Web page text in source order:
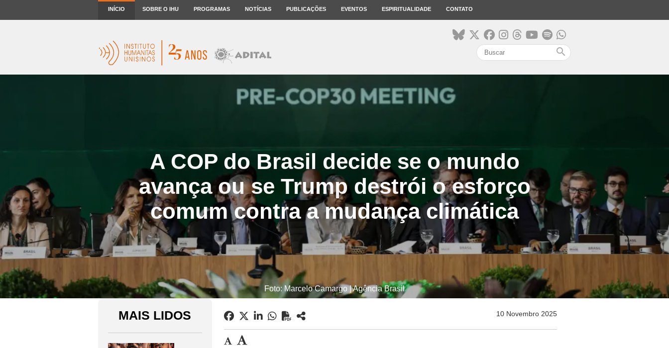
INÍCIO SOBRE O IHU PROGRAMAS NOTÍCIAS PUBLICAÇÕES EVENTOS ESPIRITUALIDADE CONTATO
search
A COP do Brasil decide se o mundo
avança ou se Trump destrói o esforço
comum contra a mudança climática
Foto: Marcelo Camargo | Agência Brasil
MAIS LIDOS 10 Novembro 2025